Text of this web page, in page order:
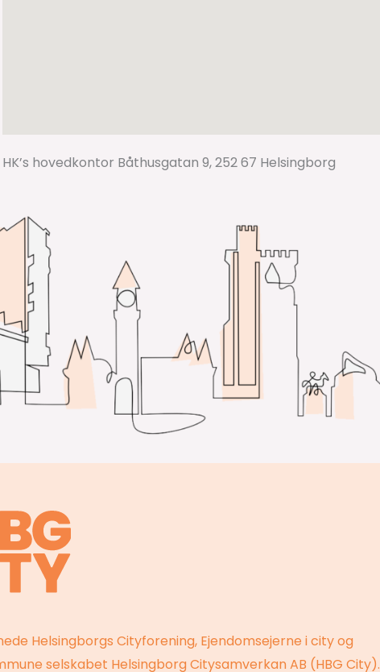
HK’s hovedkontor Båthusgatan 9, 252 67 Helsingborg
Helsingborgs Cityforening, Ejendomsejerne i city og
selskabet Helsingborg Citysamverkan AB (HBG City).